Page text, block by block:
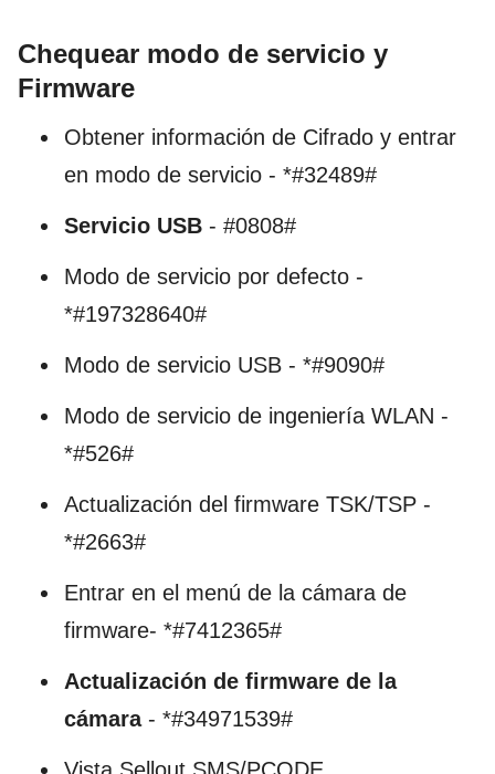
Chequear modo de servicio y
Firmware
Obtener información de Cifrado y entrar
en modo de servicio - *#32489#
Servicio USB - #0808#
Modo de servicio por defecto -
*#197328640#
Modo de servicio USB - *#9090#
Modo de servicio de ingeniería WLAN -
*#526#
Actualización del firmware TSK/TSP -
*#2663#
Entrar en el menú de la cámara de
firmware- *#7412365#
Actualización de firmware de la
cámara- *#34971539#